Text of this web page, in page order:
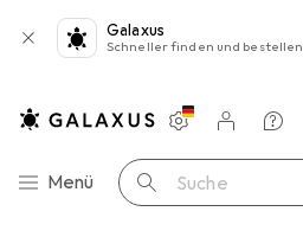
Galaxus
Schneller finden und bestellen
Navigation nach Kategorien
Menü Suche
Einstellungen
Kundenkonto
Vergleichslisten
Merklisten
Warenkorb